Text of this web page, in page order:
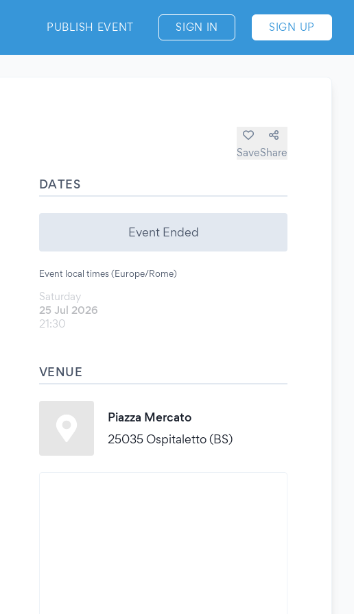
PUBLISH EVENT SIGN IN SIGN UP
SaveShare
DATES
Event Ended
Event local times (Europe/Rome)
Saturday
25 Jul 2026
21:30
VENUE
Piazza Mercato
25035 Ospitaletto (BS)